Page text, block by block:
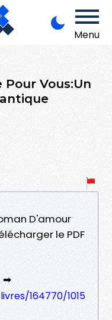
Menu
Vous:Un
D'amour
le PDF
➡
164770/1015